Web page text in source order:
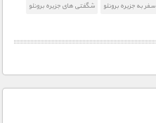
سفر به جزیره برونئو
شگفتی های جزیره برونئو